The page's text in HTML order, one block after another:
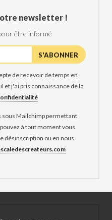
newsletter !
être informé
de recevoir de temps en
et j'ai pris connaissance de la
sous Mailchimp permettant
à tout moment vous
désinscription ou en nous